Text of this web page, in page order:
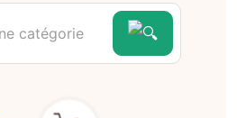
catégorie